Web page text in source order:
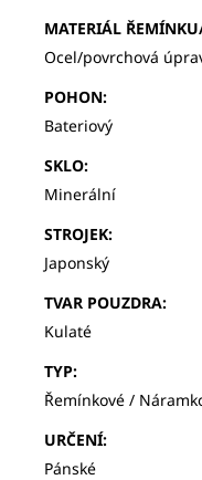
MATERIÁL
Ocel/povrchová
POHON:
Bateriový
SKLO:
Minerální
STROJEK:
Japonský
TVAR POUZDRA:
Kulaté
TYP:
Řemínkové /
URČENÍ:
Pánské